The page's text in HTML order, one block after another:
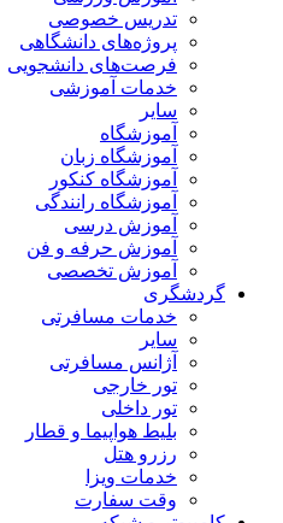
تدریس خصوصی
پروژه‌های دانشگاهی
فرصت‌های دانشجویی
خدمات آموزشی
سایر
آموزشگاه
آموزشگاه زبان
آموزشگاه کنکور
آموزشگاه رانندگی
آموزش درسی
آموزش حرفه و فن
آموزش تخصصی
گردشگری
خدمات مسافرتی
سایر
آژانس مسافرتی
تور خارجی
تور داخلی
بلیط هواپیما و قطار
رزرو هتل
خدمات ویزا
وقت سفارت